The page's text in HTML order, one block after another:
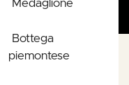
Medaglione
Bottega
piemontese